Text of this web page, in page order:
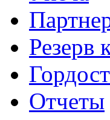
Резерв
Отчеты